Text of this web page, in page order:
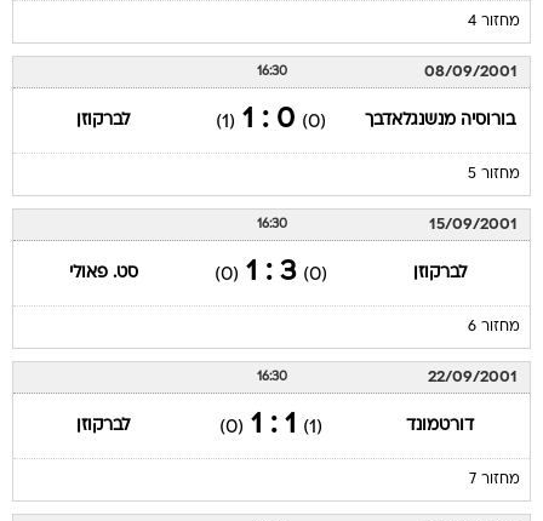
מחזור 4
08/09/2001
16:30
בורוסיה מנשנגלאדבך (0)
0 : 1
(1) לברקוזן
מחזור 5
15/09/2001
16:30
לברקוזן (0)
3 : 1
(0) סט. פאולי
מחזור 6
22/09/2001
16:30
דורטמונד (1)
1 : 1
(0) לברקוזן
מחזור 7